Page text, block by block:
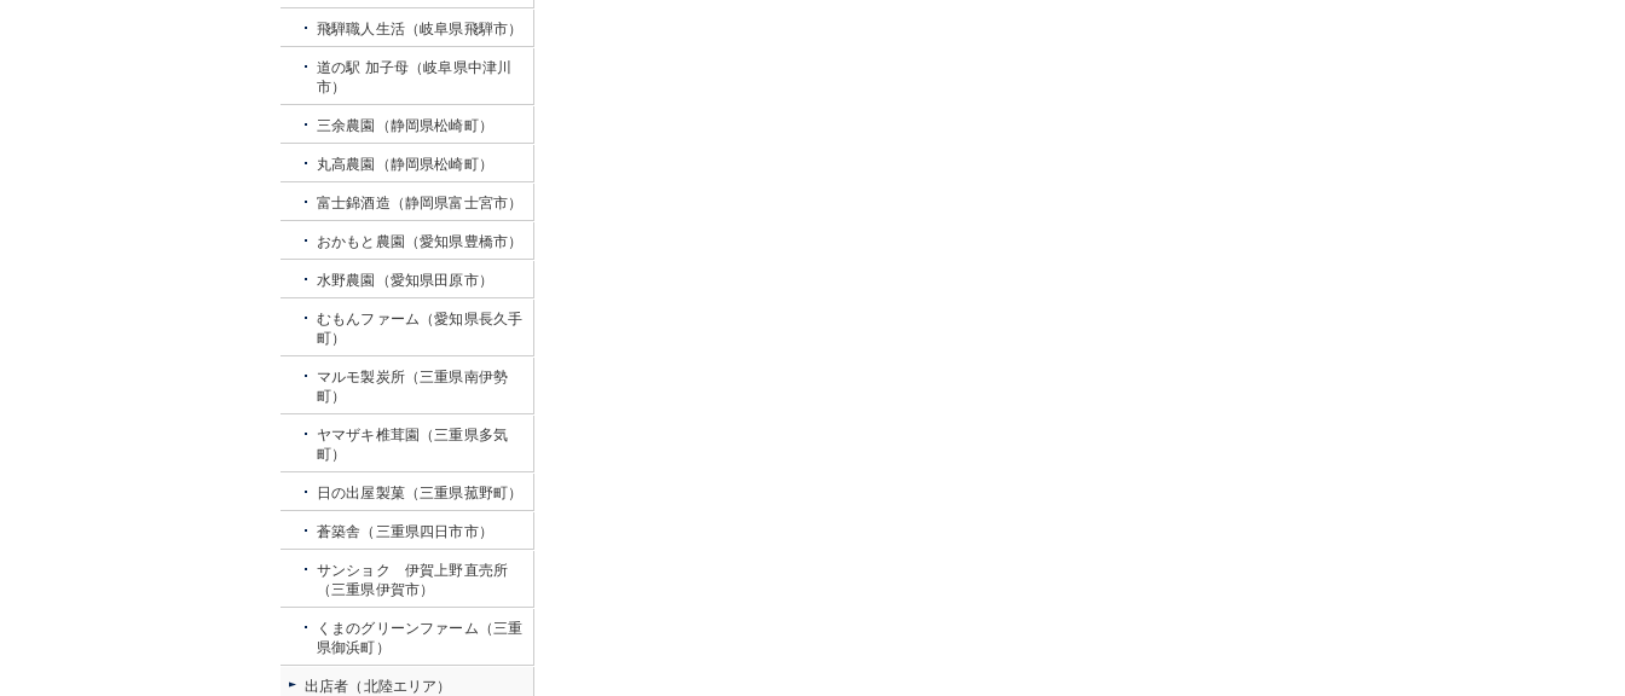
飛騨職人生活（岐阜県飛騨市）
道の駅 加子母（岐阜県中津川
市）
三余農園（静岡県松崎町）
丸高農園（静岡県松崎町）
富士錦酒造（静岡県富士宮市）
おかもと農園（愛知県豊橋市）
水野農園（愛知県田原市）
むもんファーム（愛知県長久手
町）
マルモ製炭所（三重県南伊勢
町）
ヤマザキ椎茸園（三重県多気
町）
日の出屋製菓（三重県菰野町）
蒼築舎（三重県四日市市）
サンショク 伊賀上野直売所
（三重県伊賀市）
くまのグリーンファーム（三重
県御浜町）
出店者（北陸エリア）